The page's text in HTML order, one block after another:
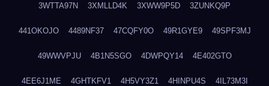
3WTTA97N 3XMLLD4K 3XWW9P5D 3ZUNKQ9P
441OKOJO 4489NF37 47CQFY0O 49R1GYE9 49SPF3MJ
49WWVPJU 4B1N5SGO 4DWPQY14 4E402GTO
4EE6J1ME 4GHTKFV1 4H5VY3Z1 4HINPU4S 4IL73M3I